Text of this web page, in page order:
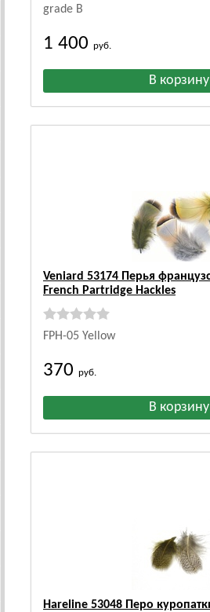
grade B
1 400 руб.
Veniard 53174 Перья
French Partridge Hackles
FPH-05 Yellow
370 руб.
Hareline 53048 Перо